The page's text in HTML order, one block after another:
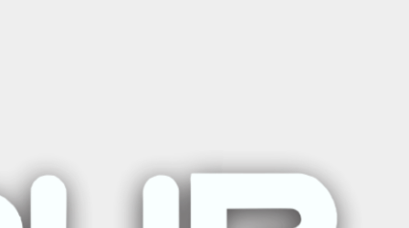
al carro